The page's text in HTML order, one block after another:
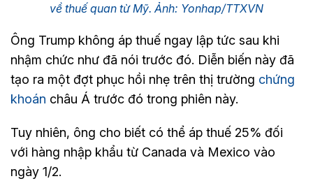
về thuế quan từ Mỹ. Ảnh: Yonhap/TTXVN
Ông Trump không áp thuế ngay lập tức sau khi
nhậm chức như đã nói trước đó. Diễn biến này đã
tạo ra một đợt phục hồi nhẹ trên thị trường chứng
khoán châu Á trước đó trong phiên này.
Tuy nhiên, ông cho biết có thể áp thuế 25% đối
với hàng nhập khẩu từ Canada và Mexico vào
ngày 1/2.